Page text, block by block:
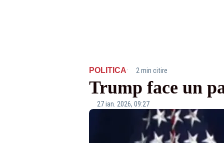
POLITICA· 2 min citire
Trump face un
27 ian. 2026, 09:27